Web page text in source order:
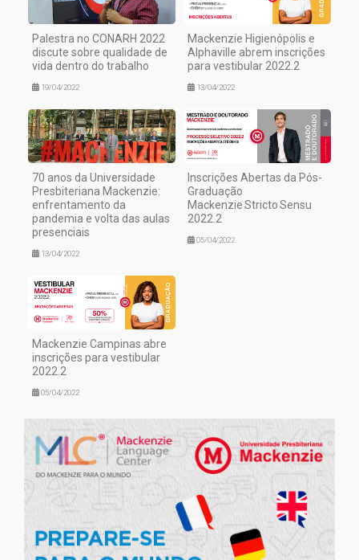
Palestra no CONARH 2022
discute sobre qualidade de
vida dentro do trabalho
19/04/2022
Mackenzie Higienópolis e
Alphaville abrem inscrições
para vestibular 2022.2
13/04/2022
70 anos da Universidade
Presbiteriana Mackenzie:
enfrentamento da
pandemia e volta das aulas
presenciais
13/04/2022
Inscrições Abertas da Pós-
Graduação
Mackenzie Stricto Sensu
2022.2
05/04/2022
Mackenzie Campinas abre
inscrições para vestibular
2022.2
05/04/2022